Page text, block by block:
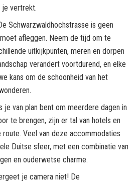
je vertrekt.
Schwarzwaldhochstrasse is geen
afleggen. Neem de tijd om te
uitkijkpunten, meren en dorpen
verandert voortdurend, en elke
kans om de schoonheid van het
je van plan bent om meerdere dagen in
te brengen, zijn er tal van hotels en
route. Veel van deze accommodaties
Duitse sfeer, met een combinatie van
en ouderwetse charme.
je camera niet! De